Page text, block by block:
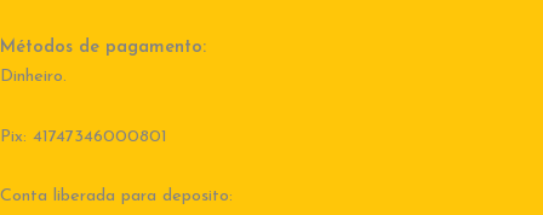
Métodos de pagamento:
Dinheiro.
Pix: 41747346000801
Conta liberada para deposito: